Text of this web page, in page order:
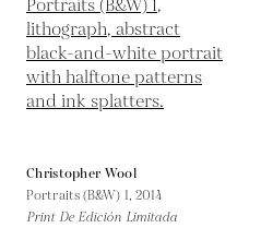
Christopher Wool
Portraits (B&W) 1, 2014
Print De Edición Limitada